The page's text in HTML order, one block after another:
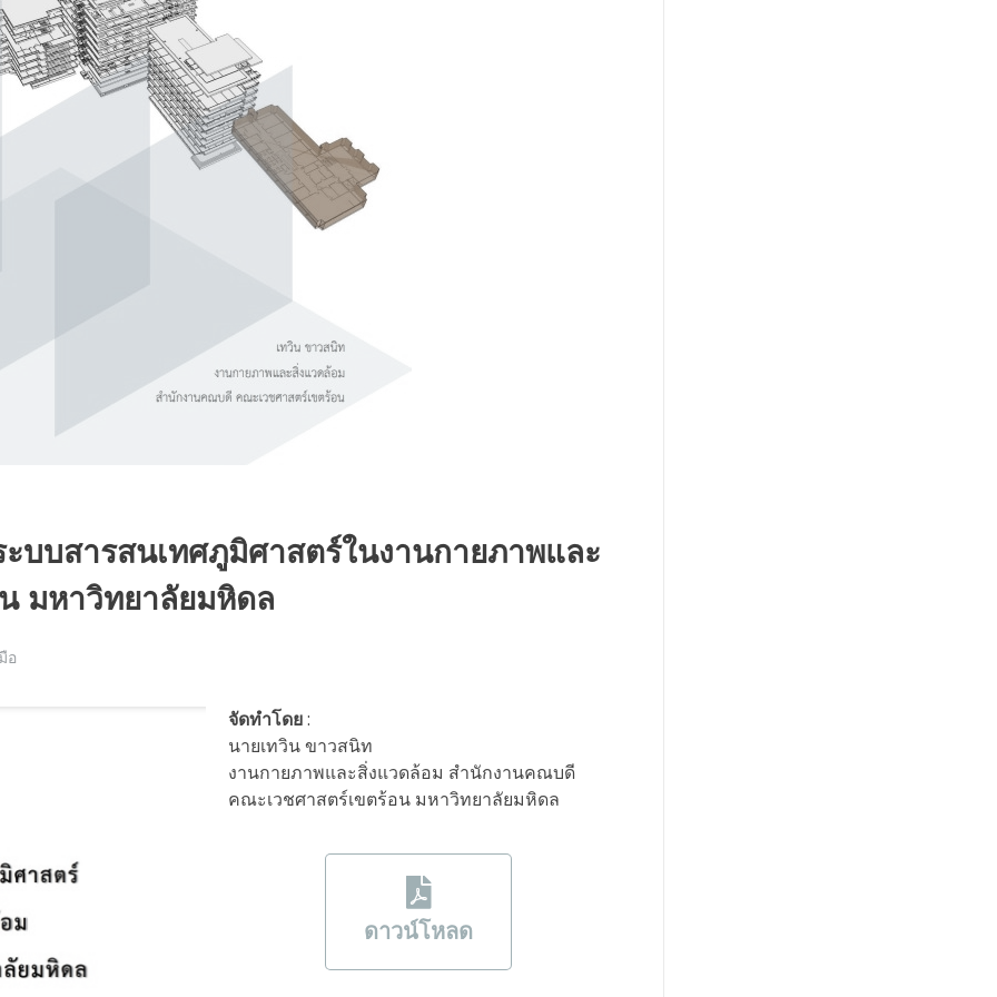
บบสารสนเทศภูมิศาสตร์ในงานกายภาพและ
มหาวิทยาลัยมหิดล
อ
จัดทำโดย:
นายเทวิน ขาวสนิท
งานกายภาพและสิ่งแวดล้อม สำนักงานคณบดี
คณะเวชศาสตร์เขตร้อน มหาวิทยาลัยมหิดล
ดาวน์โหลด